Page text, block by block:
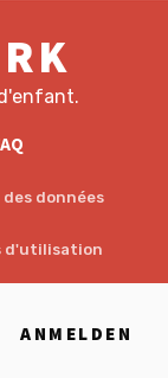
ANMELDEN
données
d'utilisation